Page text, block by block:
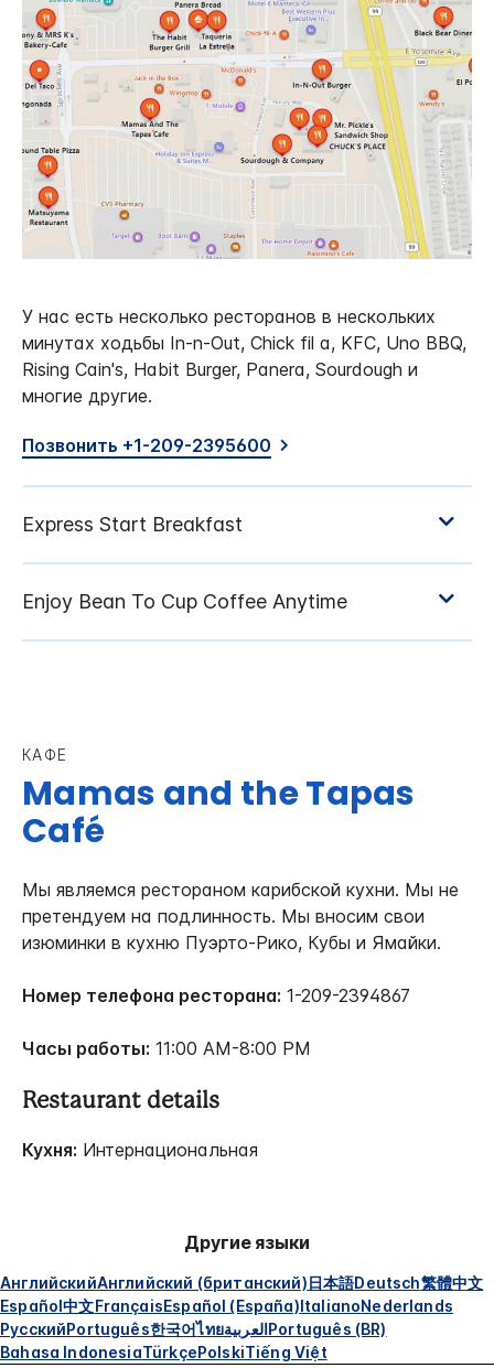
У нас есть несколько ресторанов в нескольких
минутах ходьбы In-n-Out, Chick fil a, KFC, Uno BBQ,
Rising Cain's, Habit Burger, Panera, Sourdough и
многие другие.
Позвонить +1-209-2395600
КАФЕ
Mamas and the Tapas
Café
Мы являемся рестораном карибской кухни. Мы не
претендуем на подлинность. Мы вносим свои
изюминки в кухню Пуэрто-Рико, Кубы и Ямайки.
Номер телефона ресторана: 1-209-2394867
Часы работы: 11:00 AM-8:00 PM
Restaurant details
Кухня: Интернациональная
Другие языки
АнглийскийАнглийский (британский)日本語Deutsch繁體中文
Español中文FrançaisEspañol (España)ItalianoNederlands
РусскийPortuguês한국어ไทยالعربيةPortuguês (BR)
Bahasa IndonesiaTürkçePolskiTiếng Việt